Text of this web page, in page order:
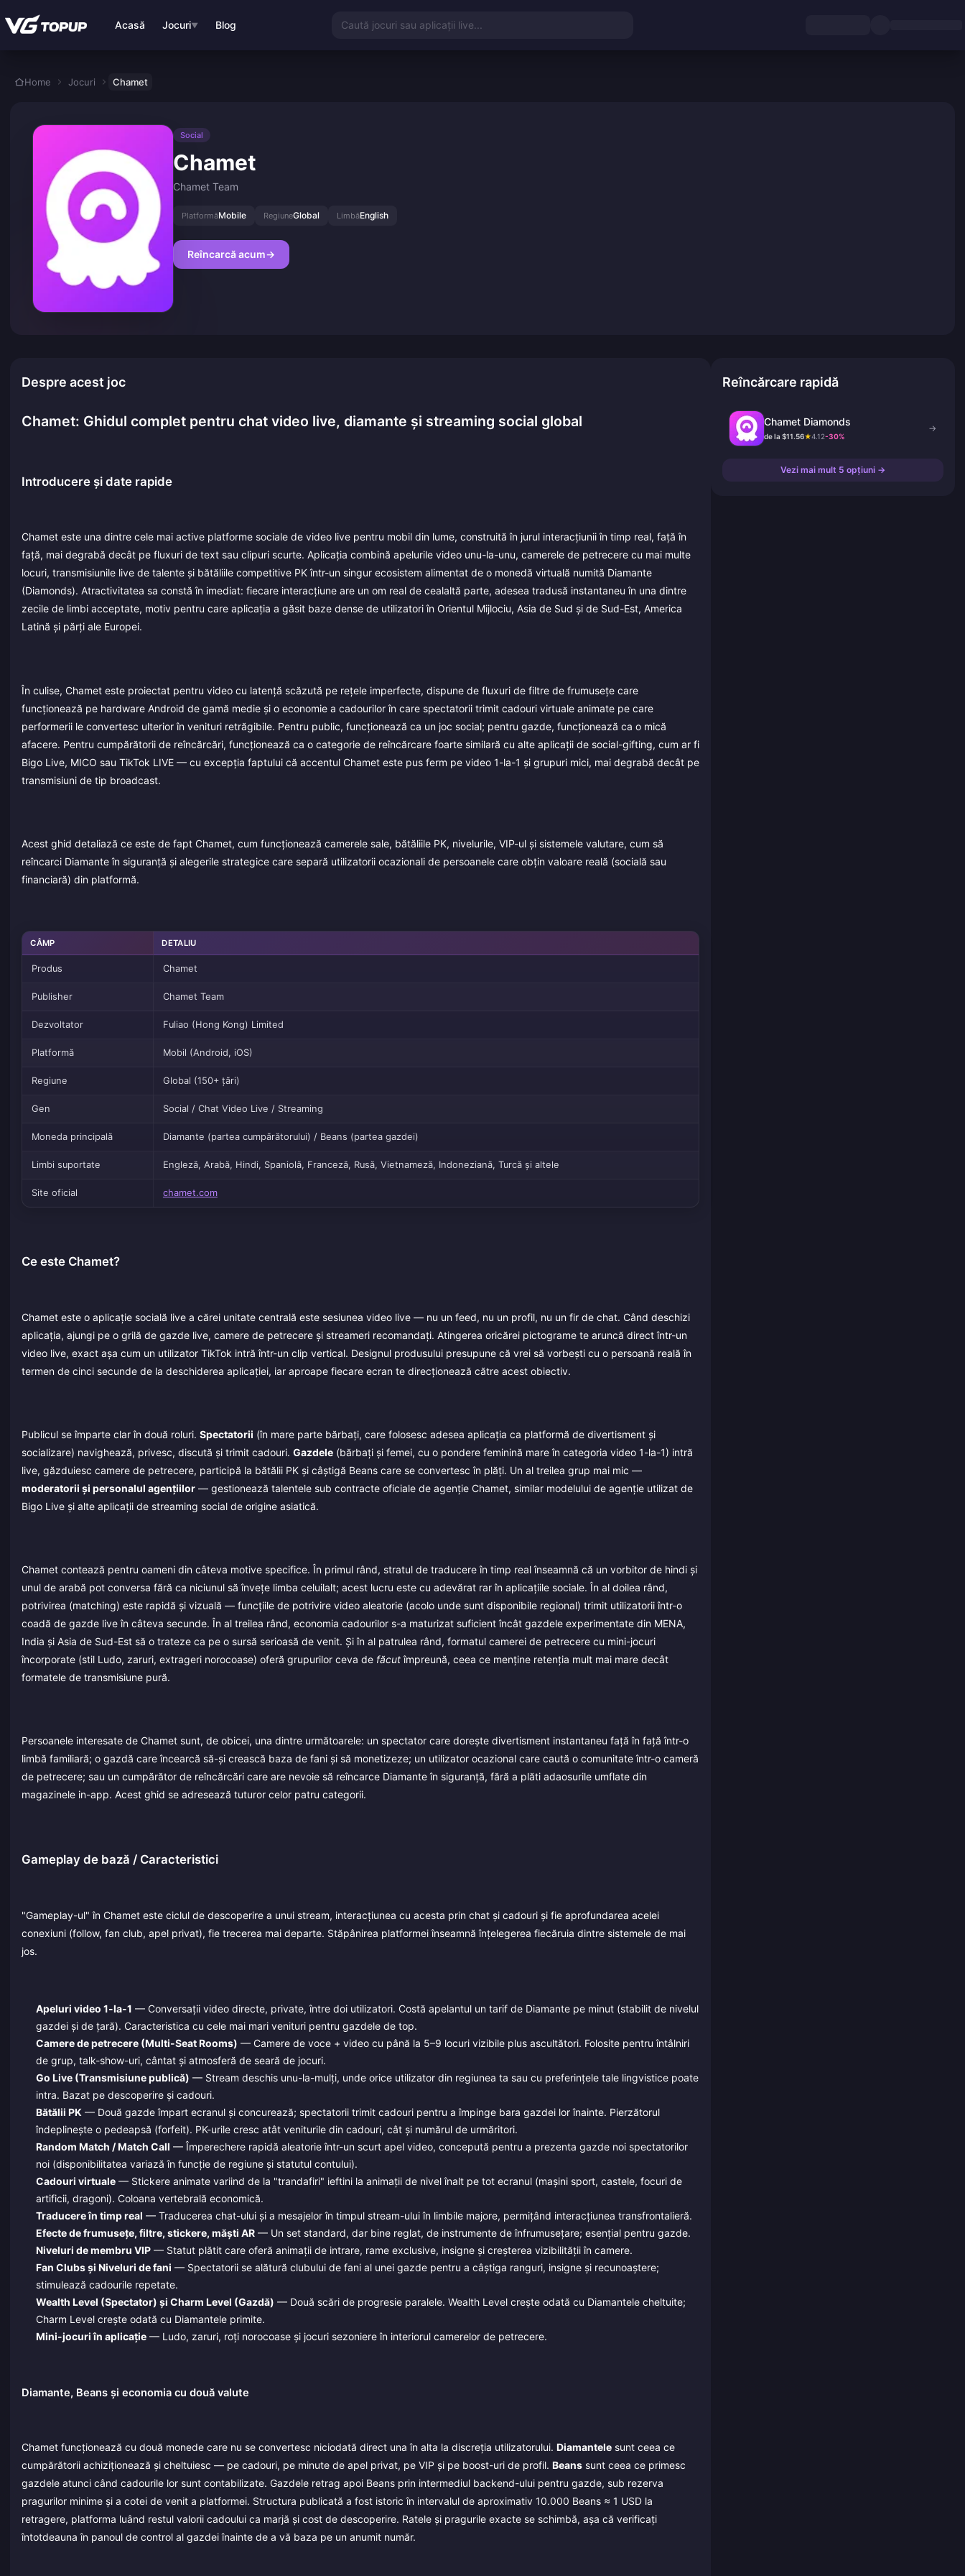
Acasă Jocuri▼ Blog Caută jocuri sau aplicații live...
Home Jocuri Chamet
Social
Chamet
Chamet Team
PlatformăMobile RegiuneGlobal LimbăEnglish
Reîncarcă acum→
Despre acest joc
Chamet: Ghidul complet pentru chat video live, diamante și streaming social global
Introducere și date rapide
Chamet este una dintre cele mai active platforme sociale de video live pentru mobil din lume, construită în jurul interacțiunii în timp real, față în
față, mai degrabă decât pe fluxuri de text sau clipuri scurte. Aplicația combină apelurile video unu-la-unu, camerele de petrecere cu mai multe
locuri, transmisiunile live de talente și bătăliile competitive PK într-un singur ecosistem alimentat de o monedă virtuală numită Diamante
(Diamonds). Atractivitatea sa constă în imediat: fiecare interacțiune are un om real de cealaltă parte, adesea tradusă instantaneu în una dintre
zecile de limbi acceptate, motiv pentru care aplicația a găsit baze dense de utilizatori în Orientul Mijlociu, Asia de Sud și de Sud-Est, America
Latină și părți ale Europei.
În culise, Chamet este proiectat pentru video cu latență scăzută pe rețele imperfecte, dispune de fluxuri de filtre de frumusețe care
funcționează pe hardware Android de gamă medie și o economie a cadourilor în care spectatorii trimit cadouri virtuale animate pe care
performerii le convertesc ulterior în venituri retrăgibile. Pentru public, funcționează ca un joc social; pentru gazde, funcționează ca o mică
afacere. Pentru cumpărătorii de reîncărcări, funcționează ca o categorie de reîncărcare foarte similară cu alte aplicații de social-gifting, cum ar fi
Bigo Live, MICO sau TikTok LIVE — cu excepția faptului că accentul Chamet este pus ferm pe video 1-la-1 și grupuri mici, mai degrabă decât pe
transmisiuni de tip broadcast.
Acest ghid detaliază ce este de fapt Chamet, cum funcționează camerele sale, bătăliile PK, nivelurile, VIP-ul și sistemele valutare, cum să
reîncarci Diamante în siguranță și alegerile strategice care separă utilizatorii ocazionali de persoanele care obțin valoare reală (socială sau
financiară) din platformă.
CÂMP DETALIU
Produs Chamet
Publisher Chamet Team
Dezvoltator Fuliao (Hong Kong) Limited
Platformă Mobil (Android, iOS)
Regiune Global (150+ țări)
Gen Social / Chat Video Live / Streaming
Moneda principală Diamante (partea cumpărătorului) / Beans (partea gazdei)
Limbi suportate Engleză, Arabă, Hindi, Spaniolă, Franceză, Rusă, Vietnameză, Indoneziană, Turcă și altele
Site oficial chamet.com
Ce este Chamet?
Chamet este o aplicație socială live a cărei unitate centrală este sesiunea video live — nu un feed, nu un profil, nu un fir de chat. Când deschizi
aplicația, ajungi pe o grilă de gazde live, camere de petrecere și streameri recomandați. Atingerea oricărei pictograme te aruncă direct într-un
video live, exact așa cum un utilizator TikTok intră într-un clip vertical. Designul produsului presupune că vrei să vorbești cu o persoană reală în
termen de cinci secunde de la deschiderea aplicației, iar aproape fiecare ecran te direcționează către acest obiectiv.
Publicul se împarte clar în două roluri. Spectatorii (în mare parte bărbați, care folosesc adesea aplicația ca platformă de divertisment și
socializare) navighează, privesc, discută și trimit cadouri. Gazdele (bărbați și femei, cu o pondere feminină mare în categoria video 1-la-1) intră
live, găzduiesc camere de petrecere, participă la bătălii PK și câștigă Beans care se convertesc în plăți. Un al treilea grup mai mic —
moderatorii și personalul agențiilor — gestionează talentele sub contracte oficiale de agenție Chamet, similar modelului de agenție utilizat de
Bigo Live și alte aplicații de streaming social de origine asiatică.
Chamet contează pentru oameni din câteva motive specifice. În primul rând, stratul de traducere în timp real înseamnă că un vorbitor de hindi și
unul de arabă pot conversa fără ca niciunul să învețe limba celuilalt; acest lucru este cu adevărat rar în aplicațiile sociale. În al doilea rând,
potrivirea (matching) este rapidă și vizuală — funcțiile de potrivire video aleatorie (acolo unde sunt disponibile regional) trimit utilizatorii într-o
coadă de gazde live în câteva secunde. În al treilea rând, economia cadourilor s-a maturizat suficient încât gazdele experimentate din MENA,
India și Asia de Sud-Est să o trateze ca pe o sursă serioasă de venit. Și în al patrulea rând, formatul camerei de petrecere cu mini-jocuri
încorporate (stil Ludo, zaruri, extrageri norocoase) oferă grupurilor ceva de făcutîmpreună, ceea ce menține retenția mult mai mare decât
formatele de transmisiune pură.
Persoanele interesate de Chamet sunt, de obicei, una dintre următoarele: un spectator care dorește divertisment instantaneu față în față într-o
limbă familiară; o gazdă care încearcă să-și crească baza de fani și să monetizeze; un utilizator ocazional care caută o comunitate într-o cameră
de petrecere; sau un cumpărător de reîncărcări care are nevoie să reîncarce Diamante în siguranță, fără a plăti adaosurile umflate din
magazinele in-app. Acest ghid se adresează tuturor celor patru categorii.
Gameplay de bază / Caracteristici
"Gameplay-ul" în Chamet este ciclul de descoperire a unui stream, interacțiunea cu acesta prin chat și cadouri și fie aprofundarea acelei
conexiuni (follow, fan club, apel privat), fie trecerea mai departe. Stăpânirea platformei înseamnă înțelegerea fiecăruia dintre sistemele de mai
jos.
Apeluri video 1-la-1 — Conversații video directe, private, între doi utilizatori. Costă apelantul un tarif de Diamante pe minut (stabilit de nivelul
gazdei și de țară). Caracteristica cu cele mai mari venituri pentru gazdele de top.
Camere de petrecere (Multi-Seat Rooms) — Camere de voce + video cu până la 5–9 locuri vizibile plus ascultători. Folosite pentru întâlniri
de grup, talk-show-uri, cântat și atmosferă de seară de jocuri.
Go Live (Transmisiune publică) — Stream deschis unu-la-mulți, unde orice utilizator din regiunea ta sau cu preferințele tale lingvistice poate
intra. Bazat pe descoperire și cadouri.
Bătălii PK — Două gazde împart ecranul și concurează; spectatorii trimit cadouri pentru a împinge bara gazdei lor înainte. Pierzătorul
îndeplinește o pedeapsă (forfeit). PK-urile cresc atât veniturile din cadouri, cât și numărul de urmăritori.
Random Match / Match Call — Împerechere rapidă aleatorie într-un scurt apel video, concepută pentru a prezenta gazde noi spectatorilor
noi (disponibilitatea variază în funcție de regiune și statutul contului).
Cadouri virtuale— Stickere animate variind de la "trandafiri" ieftini la animații de nivel înalt pe tot ecranul (mașini sport, castele, focuri de
artificii, dragoni). Coloana vertebrală economică.
Traducere în timp real — Traducerea chat-ului și a mesajelor în timpul stream-ului în limbile majore, permițând interacțiunea transfrontalieră.
Efecte de frumusețe, filtre, stickere, măști AR— Un set standard, dar bine reglat, de instrumente de înfrumusețare; esențial pentru gazde.
Niveluri de membru VIP— Statut plătit care oferă animații de intrare, rame exclusive, insigne și creșterea vizibilității în camere.
Fan Clubs și Niveluri de fani — Spectatorii se alătură clubului de fani al unei gazde pentru a câștiga ranguri, insigne și recunoaștere;
stimulează cadourile repetate.
Wealth Level (Spectator) și Charm Level (Gazdă) — Două scări de progresie paralele. Wealth Level crește odată cu Diamantele cheltuite;
Charm Level crește odată cu Diamantele primite.
Mini-jocuri în aplicație— Ludo, zaruri, roți norocoase și jocuri sezoniere în interiorul camerelor de petrecere.
Diamante, Beans și economia cu două valute
Chamet funcționează cu două monede care nu se convertesc niciodată direct una în alta la discreția utilizatorului. Diamantele sunt ceea ce
cumpărătorii achiziționează și cheltuiesc — pe cadouri, pe minute de apel privat, pe VIP și pe boost-uri de profil. Beans sunt ceea ce primesc
gazdele atunci când cadourile lor sunt contabilizate. Gazdele retrag apoi Beans prin intermediul backend-ului pentru gazde, sub rezerva
pragurilor minime și a cotei de venit a platformei. Structura publicată a fost istoric în intervalul de aproximativ 10.000 Beans ≈ 1 USD la
retragere, platforma luând restul valorii cadoului ca marjă și cost de descoperire. Ratele și pragurile exacte se schimbă, așa că verificați
întotdeauna în panoul de control al gazdei înainte de a vă baza pe un anumit număr.
Reîncărcare rapidă
Chamet Diamonds
de la $11.56★4.12-30%
→
Vezi mai mult 5 opțiuni →